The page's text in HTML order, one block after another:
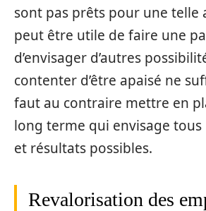
sont pas prêts pour une telle
peut être utile de faire une
d’envisager d’autres
contenter d’être apaisé ne
faut au contraire mettre en
long terme qui envisage tous
et résultats possibles.
Revalorisation des